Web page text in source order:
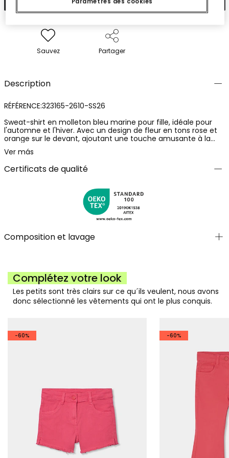
Sauvez Partager
Description
RÉFÉRENCE:323165-2610-SS26
Sweat-shirt en molleton bleu marine pour fille, idéale pour
l'automne et l'hiver. Avec un design de fleur en tons rose et
orange sur le devant, ajoutant une touche amusante à la
tenue. Confectionnée dans un tissu de molleton doux, elle
offre chaleur et confort. Dotée d'un col rond et de manches
longues, parfaite pour garder la chaleur. Disponible en tailles
de 12 mois à 14 ans. Vêtement polyvalent, facile à assortir
ou pour des occasions décontractées.
Ver más
Certificats de qualité
Composition et lavage
Complétez votre look
Les petits sont très clairs sur ce qu´ils veulent, nous avons
donc sélectionné les vêtements qui ont le plus conquis.
-60% -60%